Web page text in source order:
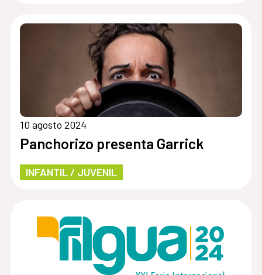
10 agosto 2024
Panchorizo presenta Garrick
INFANTIL / JUVENIL